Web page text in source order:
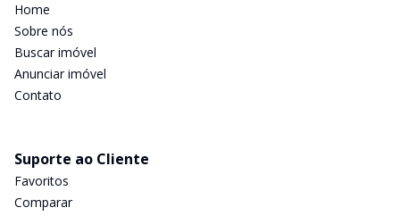
Home
Sobre nós
Buscar imóvel
Anunciar imóvel
Contato
Suporte ao Cliente
Favoritos
Comparar